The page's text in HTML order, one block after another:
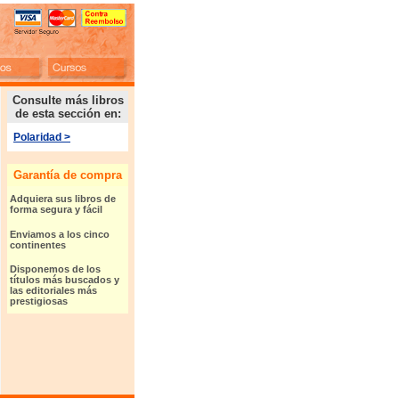
Consulte más libros
de esta sección en:
Polaridad >
Garantía de compra
Adquiera sus libros de
forma segura y fácil
Enviamos a los cinco
continentes
Disponemos de los
títulos más buscados y
las editoriales más
prestigiosas